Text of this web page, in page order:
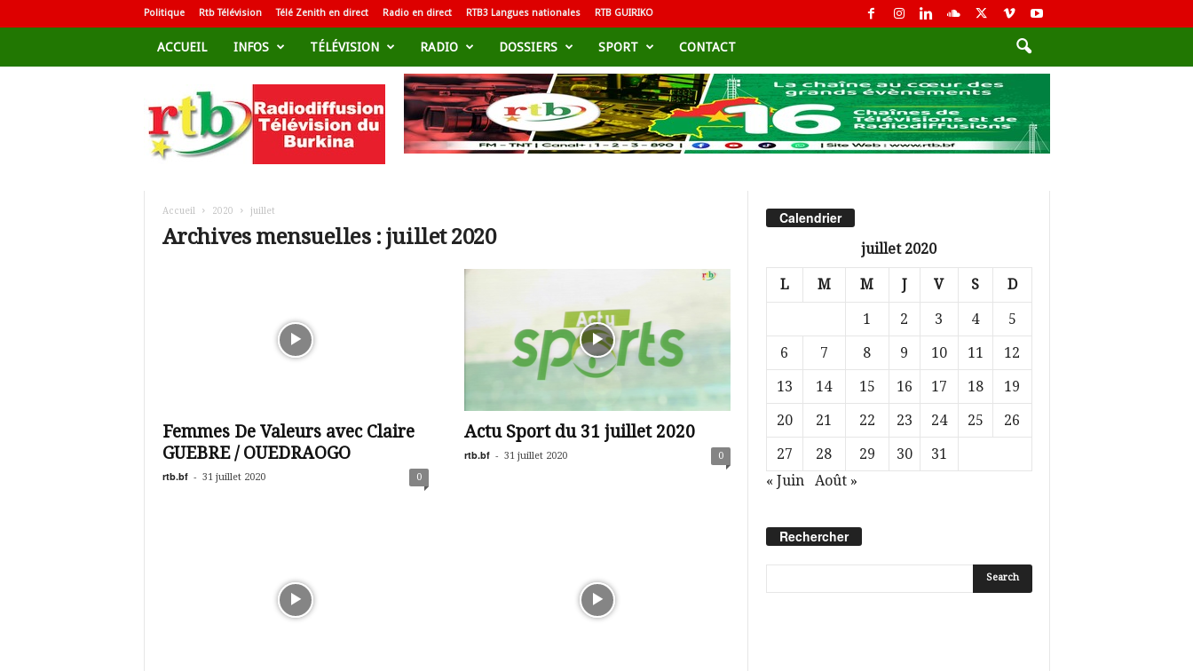
Politique Rtb Télévision Télé Zenith en direct Radio en direct RTB3 Langues nationales RTB GUIRIKO
ACCUEIL INFOS TÉLÉVISION RADIO DOSSIERS SPORT CONTACT
d
i
Accueil 2020 juillet
Archives mensuelles : juillet 2020
Femmes De Valeurs avec Claire
GUEBRE / OUEDRAOGO
rtb.bf - 31 juillet 2020 0
Actu Sport du 31 juillet 2020
rtb.bf - 31 juillet 2020 0
Calendrier
juillet 2020
L M M J V S D
1 2 3 4
5
6
7 8 9 10 11
12
13
14 15 16 17 18
19
20
21 22 23 24 25
26
27
28 29 30
31
« Juin
Août »
Rechercher